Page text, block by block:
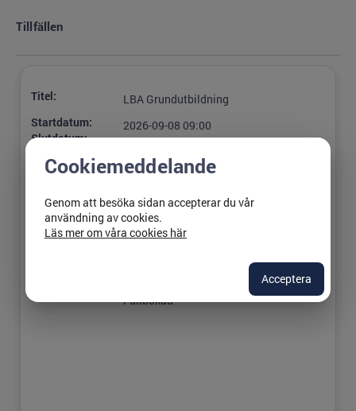
Tillfällen
Titel:
LBA Grundutbildning
Startdatum:
Slutdatum:
2026-09-08 09:00
2026-09-08 16:00
Plats:
Linköping, Katastrofmedicinskt
Ansvarig:
Angelica Johansson
Lediga platser:
0
Status: Fullbokad
Cookiemeddelande
Genom att besöka sidan accepterar du vår
användning av cookies.
Läs mer om våra cookies här
Acceptera